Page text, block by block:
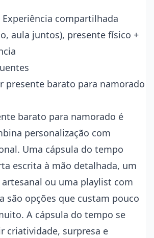
Experiência compartilhada
aula juntos), presente físico +
presente barato para namorado
barato para namorado é
personalização com
Uma cápsula do tempo
escrita à mão detalhada, um
ou uma playlist com
são opções que custam pouco
A cápsula do tempo se
criatividade, surpresa e